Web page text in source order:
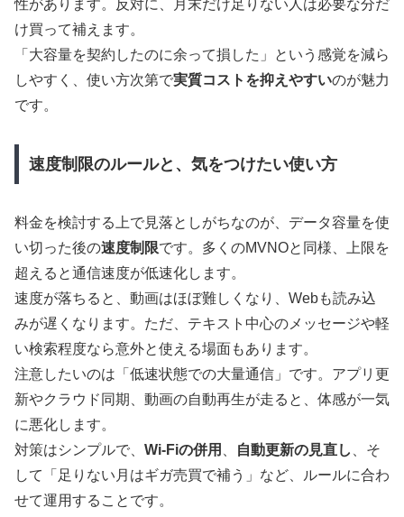
性があります。反対に、月末だけ足りない人は必要な分だ
け買って補えます。
「大容量を契約したのに余って損した」という感覚を減ら
しやすく、使い方次第で実質コストを抑えやすいのが魅力
です。
速度制限のルールと、気をつけたい使い方
料金を検討する上で見落としがちなのが、データ容量を使
い切った後の速度制限です。多くのMVNOと同様、上限を
超えると通信速度が低速化します。
速度が落ちると、動画はほぼ難しくなり、Webも読み込
みが遅くなります。ただ、テキスト中心のメッセージや軽
い検索程度なら意外と使える場面もあります。
注意したいのは「低速状態での大量通信」です。アプリ更
新やクラウド同期、動画の自動再生が走ると、体感が一気
に悪化します。
対策はシンプルで、 Wi-Fiの併用 自動更新の見直し
、そ
して「足りない月はギガ売買で補う」など、ルールに合わ
せて運用することです。